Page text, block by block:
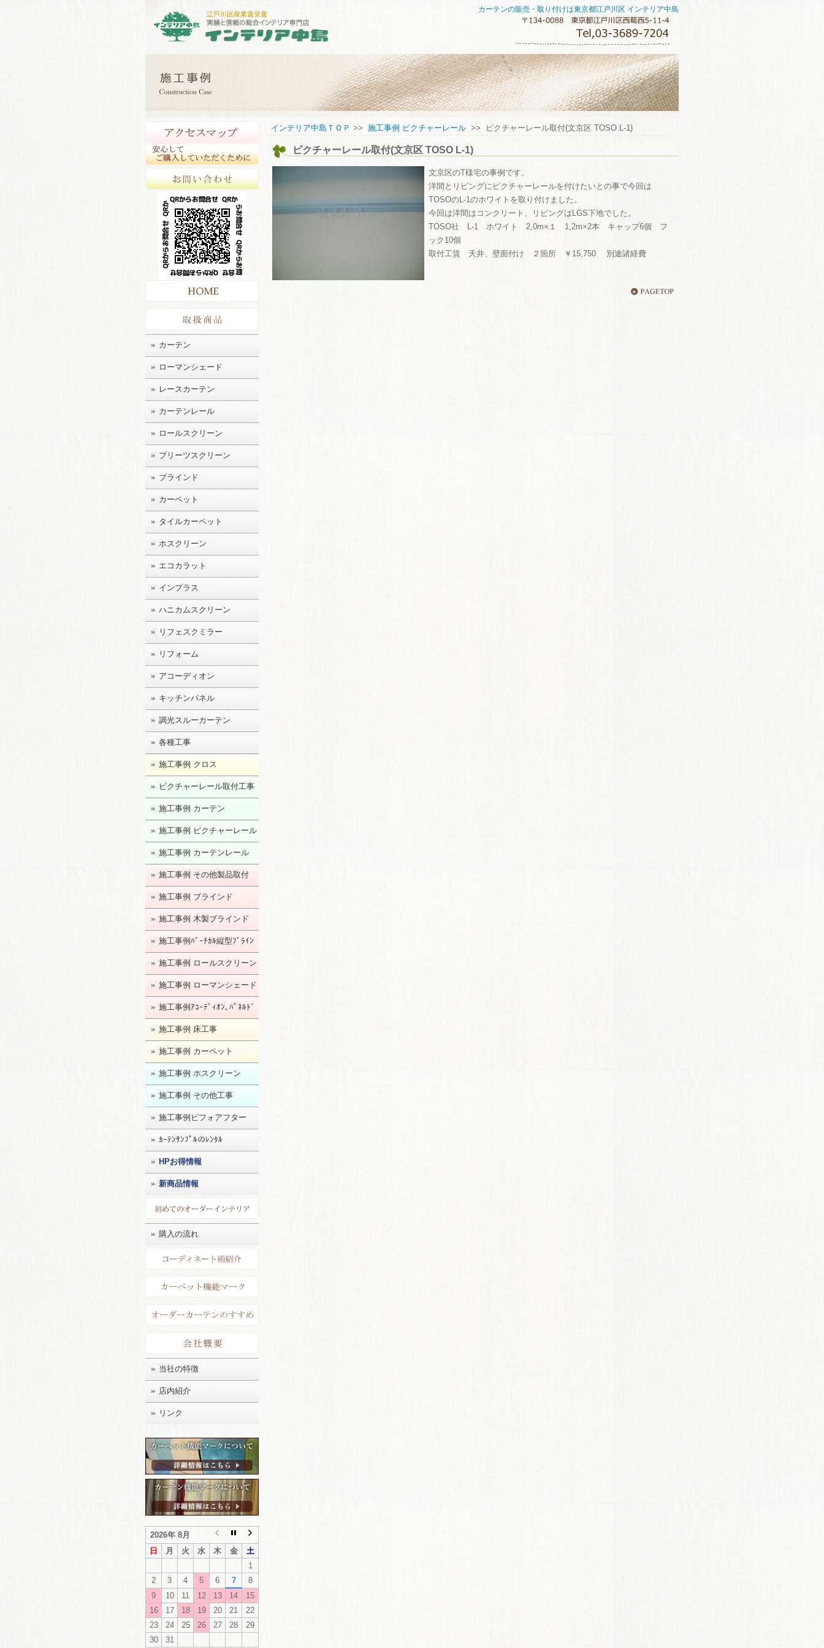
カーテンの販売・取り付けは東京都江戸川区 インテリア中島
アクセスマップ
安心してご購入していただくために
カーテン
ローマンシェード
レースカーテン
カーテンレール
ロールスクリーン
プリーツスクリーン
ブラインド
カーペット
タイルカーペット
ホスクリーン
エコカラット
インプラス
ハニカムスクリーン
リフェスクミラー
リフォーム
アコーディオン
キッチンパネル
調光スルーカーテン
各種工事
施工事例 クロス
ピクチャーレール取付工事
施工事例 カーテン
施工事例 ピクチャーレール
施工事例 カーテンレール
施工事例 その他製品取付
施工事例 ブラインド
施工事例 木製ブラインド
施工事例ﾊﾞｰﾁｶﾙ縦型ﾌﾞﾗｲﾝ
ﾄﾞ 施工事例 ロールスクリーン
施工事例 ローマンシェード
施工事例ｱｺｰﾃﾞｨｵﾝ､ﾊﾟﾈﾙﾄﾞ
施工事例 床工事
施工事例 カーペット
施工事例 ホスクリーン
施工事例 その他工事
施工事例ビフォアフター
ｶｰﾃﾝｻﾝﾌﾟﾙのﾚﾝﾀﾙ
HPお得情報
新商品情報
購入の流れ
当社の特徴
店内紹介
リンク
2026年 8月
日
月 火 水 木 金
土
1
2
3 4 5 6 7
8
9
10 11 12 13 14
15
16
17 18 19 20 21
22
23
24 25 26 27 28
29
30
31
インテリア中島ＴＯＰ >> 施工事例 ピクチャーレール >> ピクチャーレール取付(文京区 TOSO L-1)
ピクチャーレール取付(文京区 TOSO L-1)
文京区のT様宅の事例です。
洋間とリビングにピクチャーレールを付けたいとの事で今回は
TOSOのL-1のホワイトを取り付けました。
今回は洋間はコンクリート、リビングはLGS下地でした。
TOSO社 L-1 ホワイト 2,0m×１ 1,2m×2本 キャップ6個 フ
ック10個
取付工賃 天井、壁面付け ２箇所 ￥15,750 別途諸経費